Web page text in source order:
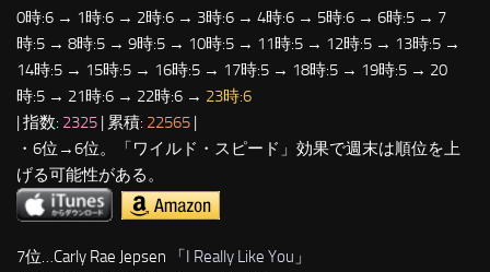
0時:6 → 1時:6 → 2時:6 → 3時:6 → 4時:6 → 5時:6 → 6時:5 → 7
時:5 → 8時:5 → 9時:5 → 10時:5 → 11時:5 → 12時:5 → 13時:5 →
14時:5 → 15時:5 → 16時:5 → 17時:5 → 18時:5 → 19時:5 → 20
時:5 → 21時:6 → 22時:6 → 23時:6
| 指数: 2325 | 累積: 22565 |
・6位→6位。「ワイルド・スピード」効果で週末は順位を上
げる可能性がある。
7位…Carly Rae Jepsen 「 I Really Like You 」